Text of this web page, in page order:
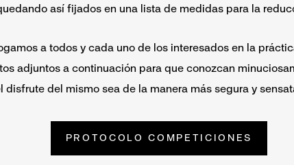
así fijados en una lista de medidas para la
a todos y cada uno de los interesados en la
adjuntos a continuación para que conozcan
disfrute del mismo sea de la manera más segura y
PROTOCOLO COMPETICIONES